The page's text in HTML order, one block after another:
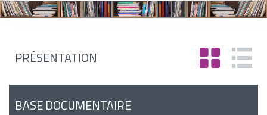
PRÉSENTATION
BASE DOCUMENTAIRE
?